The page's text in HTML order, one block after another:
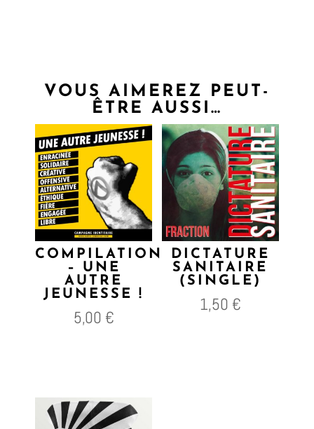
VOUS AIMEREZ PEUT-
ÊTRE AUSSI…
COMPILATION
– UNE
AUTRE
JEUNESSE !
5,00 €
DICTATURE
SANITAIRE
(SINGLE)
1,50 €